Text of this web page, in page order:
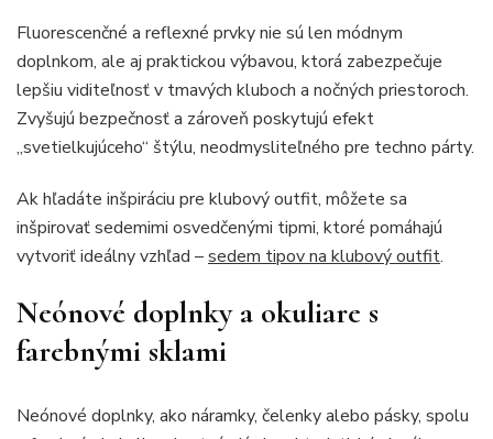
Fluorescenčné a reflexné prvky nie sú len módnym
doplnkom, ale aj praktickou výbavou, ktorá zabezpečuje
lepšiu viditeľnosť v tmavých kluboch a nočných priestoroch.
Zvyšujú bezpečnosť a zároveň poskytujú efekt
„svetielkujúceho“ štýlu, neodmysliteľného pre techno párty.
Ak hľadáte inšpiráciu pre klubový outfit, môžete sa
inšpirovať sedemimi osvedčenými tipmi, ktoré pomáhajú
vytvoriť ideálny vzhľad –sedem tipov na klubový outfit.
Neónové doplnky a okuliare s
farebnými sklami
Neónové doplnky, ako náramky, čelenky alebo pásky, spolu